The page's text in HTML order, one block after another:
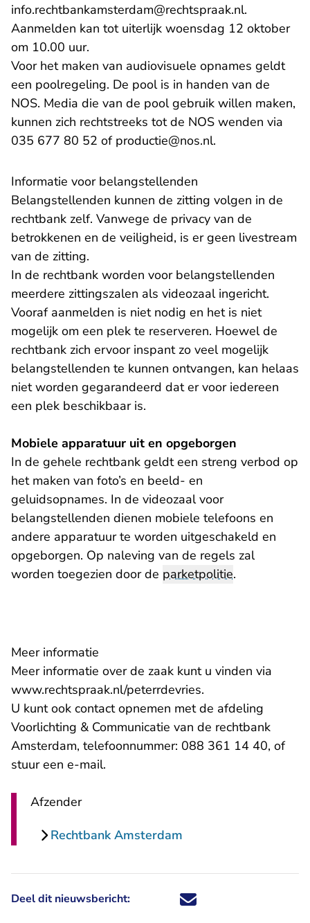
info.rechtbankamsterdam@rechtspraak.nl- U verlaat
.
Aanmelden kan tot uiterlijk woensdag 12 oktober
om 10.00 uur.
Voor het maken van audiovisuele opnames geldt
een poolregeling. De pool is in handen van de
NOS. Media die van de pool gebruik willen maken,
kunnen zich rechtstreeks tot de NOS wenden via
035 677 80 52 of productie@nos.nl- U verlaat
.
Informatie voor belangstellenden
Belangstellenden kunnen de zitting volgen in de
rechtbank zelf. Vanwege de privacy van de
betrokkenen en de veiligheid, is er geen livestream
van de zitting.
In de rechtbank worden voor belangstellenden
meerdere zittingszalen als videozaal ingericht.
Vooraf aanmelden is niet nodig en het is niet
mogelijk om een plek te reserveren. Hoewel de
rechtbank zich ervoor inspant zo veel mogelijk
belangstellenden te kunnen ontvangen, kan helaas
niet worden gegarandeerd dat er voor iedereen
een plek beschikbaar is.
Mobiele apparatuur uit en opgeborgen
In de gehele rechtbank geldt een streng verbod op
het maken van foto’s en beeld- en
geluidsopnames. In de videozaal voor
belangstellenden dienen mobiele telefoons en
andere apparatuur te worden uitgeschakeld en
opgeborgen. Op naleving van de regels zal
worden toegezien door de parketpolitie.
Meer informatie
Meer informatie over de zaak kunt u vinden via
www.rechtspraak.nl/peterrdevries.
U kunt ook contact opnemen met de afdeling
Voorlichting & Communicatie van de rechtbank
Amsterdam, telefoonnummer: 088 361 14 40, of
stuur een e-mail- U verlaat Rechtspraak.nl
.
Afzender
Rechtbank Amsterdam
Deel dit nieuwsbericht: Deel dit nieuwsbericht via X -
Deel dit nieuwsbericht via
Deel dit nieuwsbericht
Deel dit